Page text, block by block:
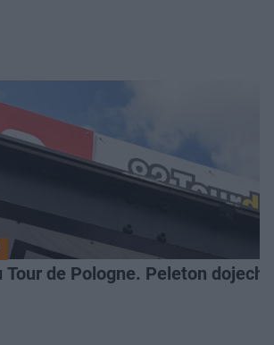
Tour de Pologne. Peleton